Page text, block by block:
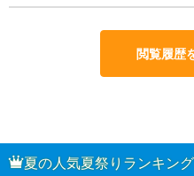
閲覧履歴
夏の人気夏祭りランキング